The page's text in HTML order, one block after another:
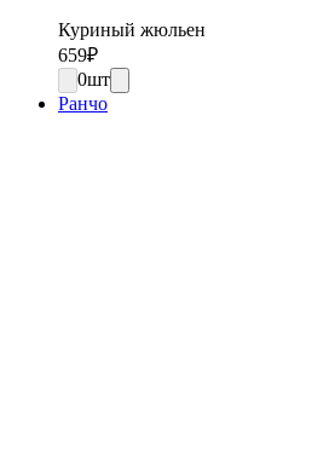
Куриный жюльен
659₽
0шт
Ранчо